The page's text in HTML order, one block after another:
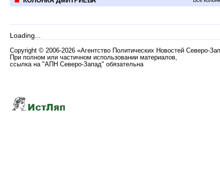
Loading...
Copyright © 2006-2026 «Агентство Политических Новостей Северо-
При полном или частичном использовании материалов,
ссылка на "АПН Северо-Запад" обязательна